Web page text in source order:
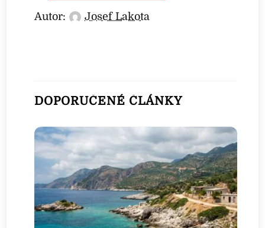
Autor: Josef Lakota
DOPORUČENÉ ČLÁNKY